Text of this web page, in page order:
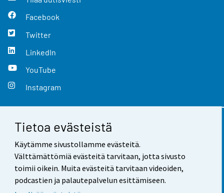
Tietoa evästeistä
Käytämme sivustollamme evästeitä.
Välttämättömiä evästeitä tarvitaan, jotta sivusto
toimii oikein. Muita evästeitä tarvitaan videoiden,
podcastien ja palautepalvelun esittämiseen.
Facebook
Twitter
LinkedIn
YouTube
Instagram
Yhteystiedot
Palaute
Käyttöehdot